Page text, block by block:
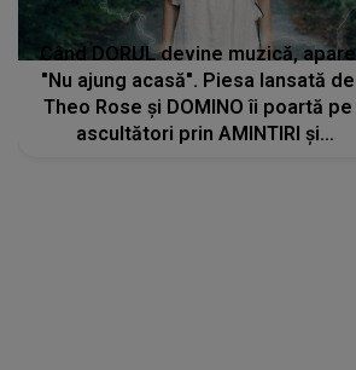
Când DORUL devine muzică, apare
"Nu ajung acasă". Piesa lansată de
Theo Rose și DOMINO îi poartă pe
ascultători prin AMINTIRI și